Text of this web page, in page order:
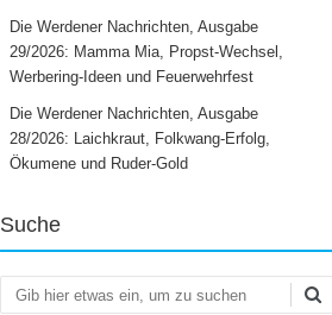
Die Werdener Nachrichten, Ausgabe
29/2026: Mamma Mia, Propst-Wechsel,
Werbering-Ideen und Feuerwehrfest
Die Werdener Nachrichten, Ausgabe
28/2026: Laichkraut, Folkwang-Erfolg,
Ökumene und Ruder-Gold
Suche
Suchen